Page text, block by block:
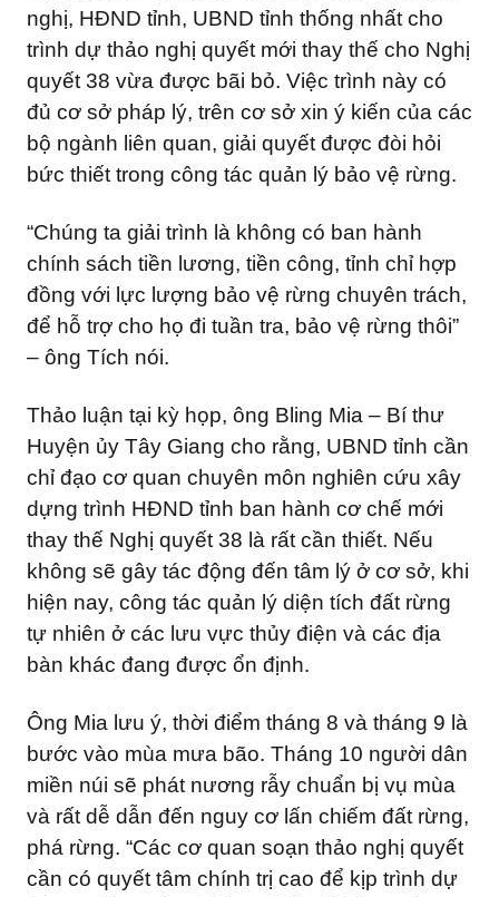
nghị, HĐND tỉnh, UBND tỉnh thống nhất cho
trình dự thảo nghị quyết mới thay thế cho Nghị
quyết 38 vừa được bãi bỏ. Việc trình này có
đủ cơ sở pháp lý, trên cơ sở xin ý kiến của các
bộ ngành liên quan, giải quyết được đòi hỏi
bức thiết trong công tác quản lý bảo vệ rừng.
“Chúng ta giải trình là không có ban hành
chính sách tiền lương, tiền công, tỉnh chỉ hợp
đồng với lực lượng bảo vệ rừng chuyên trách,
để hỗ trợ cho họ đi tuần tra, bảo vệ rừng thôi”
– ông Tích nói.
Thảo luận tại kỳ họp, ông Bling Mia – Bí thư
Huyện ủy Tây Giang cho rằng, UBND tỉnh cần
chỉ đạo cơ quan chuyên môn nghiên cứu xây
dựng trình HĐND tỉnh ban hành cơ chế mới
thay thế Nghị quyết 38 là rất cần thiết. Nếu
không sẽ gây tác động đến tâm lý ở cơ sở, khi
hiện nay, công tác quản lý diện tích đất rừng
tự nhiên ở các lưu vực thủy điện và các địa
bàn khác đang được ổn định.
Ông Mia lưu ý, thời điểm tháng 8 và tháng 9 là
bước vào mùa mưa bão. Tháng 10 người dân
miền núi sẽ phát nương rẫy chuẩn bị vụ mùa
và rất dễ dẫn đến nguy cơ lấn chiếm đất rừng,
phá rừng. “Các cơ quan soạn thảo nghị quyết
cần có quyết tâm chính trị cao để kịp trình dự